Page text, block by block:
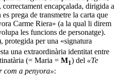
correctament encapçalada, dirigida a
prega de transmetre la carta que
Carme Riera» (a la qual li direm
les funcions de personatge).
protegida per una «signatura
una extraordinària identitat entre
(= Maria = M1) del «Te
com a penyora»: